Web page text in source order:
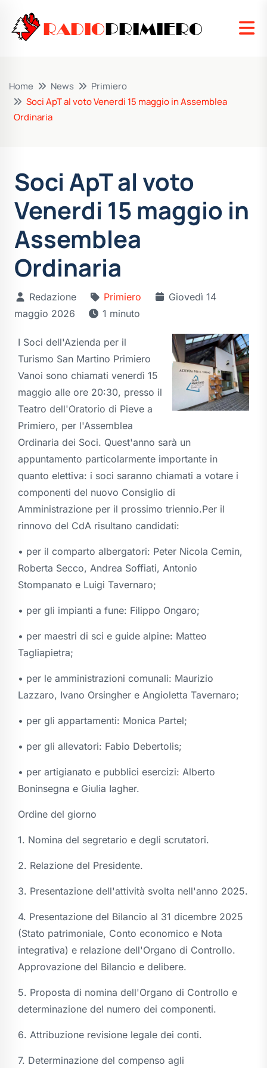
RADIOPRIMIERO
Home News
Primiero
Soci ApT al voto Venerdi 15 maggio in Assemblea
Ordinaria
Soci ApT al voto
Venerdi 15 maggio in
Assemblea
Ordinaria
Redazione Primiero
Giovedì 14
maggio 2026
1 minuto
I Soci dell'Azienda per il
Turismo San Martino Primiero
Vanoi sono chiamati venerdì 15
maggio alle ore 20:30, presso il
Teatro dell'Oratorio di Pieve a
Primiero, per l'Assemblea
Ordinaria dei Soci. Quest'anno sarà un
appuntamento particolarmente importante in
quanto elettiva: i soci saranno chiamati a votare i
componenti del nuovo Consiglio di
Amministrazione per il prossimo triennio.Per il
rinnovo del CdA risultano candidati:
• per il comparto albergatori: Peter Nicola Cemin,
Roberta Secco, Andrea Soffiati, Antonio
Stompanato e Luigi Tavernaro;
• per gli impianti a fune: Filippo Ongaro;
• per maestri di sci e guide alpine: Matteo
Tagliapietra;
• per le amministrazioni comunali: Maurizio
Lazzaro, Ivano Orsingher e Angioletta Tavernaro;
• per gli appartamenti: Monica Partel;
• per gli allevatori: Fabio Debertolis;
• per artigianato e pubblici esercizi: Alberto
Boninsegna e Giulia Iagher.
Ordine del giorno
1. Nomina del segretario e degli scrutatori.
2. Relazione del Presidente.
3. Presentazione dell'attività svolta nell'anno 2025.
4. Presentazione del Bilancio al 31 dicembre 2025
(Stato patrimoniale, Conto economico e Nota
integrativa) e relazione dell'Organo di Controllo.
Approvazione del Bilancio e delibere.
5. Proposta di nomina dell'Organo di Controllo e
determinazione del numero dei componenti.
6. Attribuzione revisione legale dei conti.
7. Determinazione del compenso agli